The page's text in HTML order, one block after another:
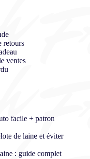
retours
ventes
facile + patron
de laine et éviter
: guide complet